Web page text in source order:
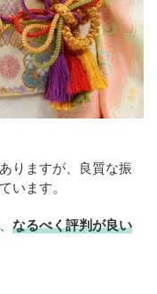
りますが、良質な振
います。
なるべく評判が良い